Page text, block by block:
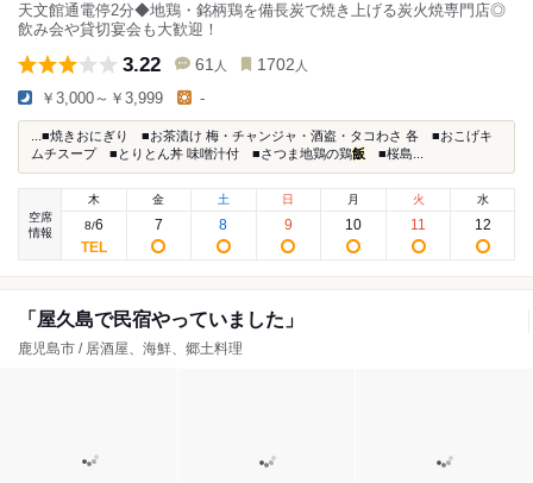
天文館通電停2分◆地鶏・銘柄鶏を備長炭で焼き上げる炭火焼専門店◎
飲み会や貸切宴会も大歓迎！
3.22 61 人 1702 人
￥3,000～￥3,999 -
...■焼きおにぎり ■お茶漬け 梅・チャンジャ・酒盗・タコわさ 各 ■おこげキ
ムチスープ ■とりとん丼 味噌汁付 ■さつま地鶏の鶏飯 ■桜島...
空席
情報
木
8/6
金
7
土
8
日
9
月
10
火
11
水
12
「屋久島で民宿やっていました」
鹿児島市 / 居酒屋、海鮮、郷土料理